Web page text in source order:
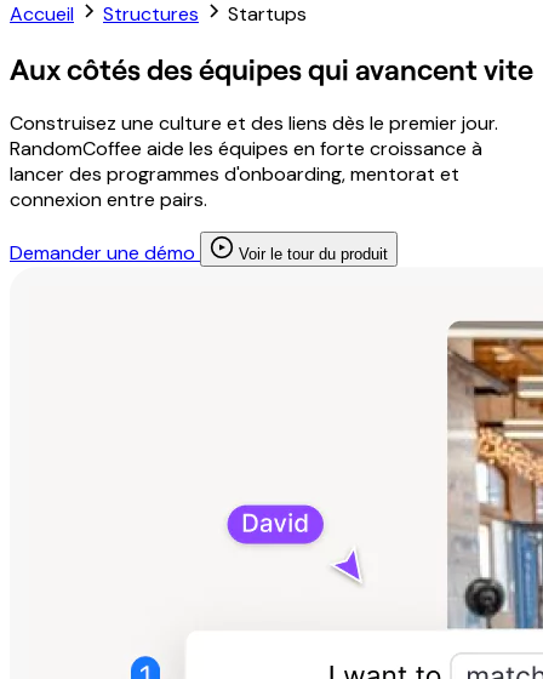
Accueil
Structures Startups
Aux côtés des équipes qui avancent vite
Construisez une culture et des liens dès le premier jour.
RandomCoffee aide les équipes en forte croissance à
lancer des programmes d'onboarding, mentorat et
connexion entre pairs.
Demander une démo Voir le tour du produit